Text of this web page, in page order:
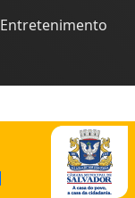
Entretenimento